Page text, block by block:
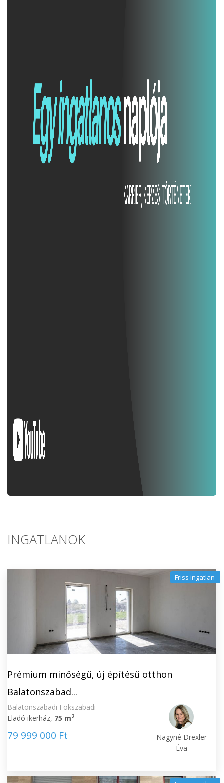
INGATLANOK
Friss ingatlan
Prémium minőségű, új építésű otthon
Balatonszabad...
Balatonszabadi Fokszabadi
Eladó ikerház, 75 m2
79 999 000 Ft
Nagyné Drexler
Éva